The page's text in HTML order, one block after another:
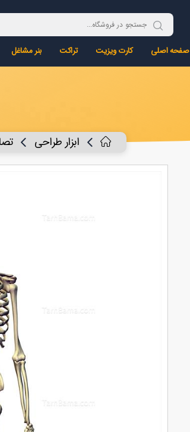
صفحه اصلی کارت ویزیت تراکت بنر مشاغل
ابزار طراحی